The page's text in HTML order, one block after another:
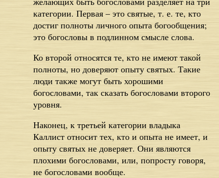
категории. Первая – это святые, т. е. те, кто
достиг полноты личного опыта богообщения;
это богословы в подлинном смысле слова.
Ко второй относятся те, кто не имеют такой
полноты, но доверяют опыту святых. Такие
люди также могут быть хорошими
богословами, так сказать богословами второго
уровня.
Наконец, к третьей категории владыка
Каллист относит тех, кто и опыта не имеет, и
опыту святых не доверяет. Они являются
плохими богословами, или, попросту говоря,
не богословами вообще.